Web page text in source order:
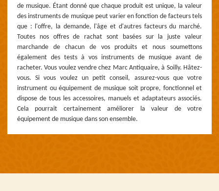
de musique. Étant donné que chaque produit est unique, la valeur
des instruments de musique peut varier en fonction de facteurs tels
que : l'offre, la demande, l'âge et d'autres facteurs du marché.
Toutes nos offres de rachat sont basées sur la juste valeur
marchande de chacun de vos produits et nous soumettons
également des tests à vos instruments de musique avant de
racheter. Vous voulez vendre chez Marc Antiquaire, à Soilly. Hâtez-
vous. Si vous voulez un petit conseil, assurez-vous que votre
instrument ou équipement de musique soit propre, fonctionnel et
dispose de tous les accessoires, manuels et adaptateurs associés.
Cela pourrait certainement améliorer la valeur de votre
équipement de musique dans son ensemble.